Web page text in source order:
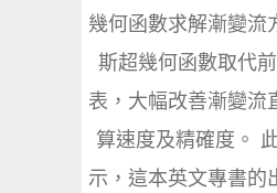
幾何函數求解漸變流
斯超幾何函數取代
表，大幅改善漸變流
算速度及精確度。
示，這本英文專書的